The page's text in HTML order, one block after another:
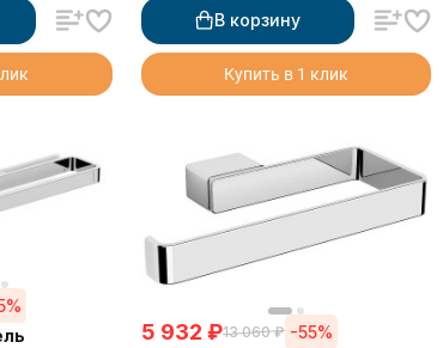
В корзину
Купить в 1 клик
5 932 ₽13 060 ₽ -55%